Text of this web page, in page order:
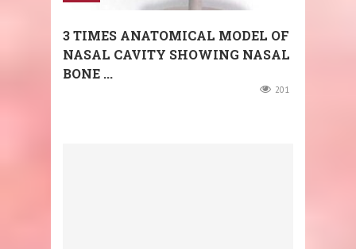
3 TIMES ANATOMICAL MODEL OF
NASAL CAVITY SHOWING NASAL
BONE ...
201